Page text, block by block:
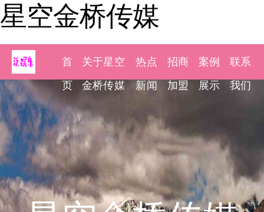
星空金桥传媒
首
页
关于星空
金桥传媒
热点
新闻
招商
加盟
案例
展示
联系
我们